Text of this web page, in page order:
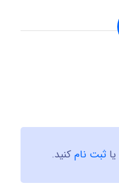
یا ثبت نامکنید.